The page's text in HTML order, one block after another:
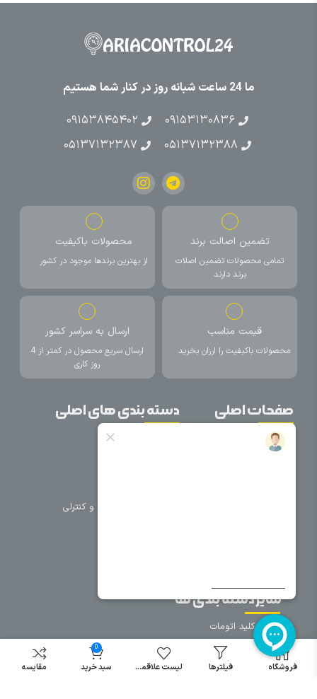
ما 24 ساعت شبانه روز در کنار شما هستیم
۰۹۱۵۳۱۳۰۸۳۶
۰۹۱۵۳۸۴۵۴۰۲
۰۵۱۳۷۱۳۲۳۸۸
۰۵۱۳۷۱۳۲۳۸۷
تضمین اصالت برند
تمامی محصولات تضمین اصلات
برند دارند
محصولات باکیفیت
از بهترین برندها موجود در کشور
قیمت مناسب
محصولات باکیفیت را ارزان بخرید
ارسال به سراسر کشور
ارسال سریع محصول در کمتر از 4
روز کاری
صفحات اصلی
خانه
دسته بندی های اصلی
تجهیزات حفاظتی و کنترلی
سایر دسته بندی ها
خرید کلید اتومات
خرید کنتاکتور
خرید فیوز
فروشگاه فیلترها لیست علاقمندی
0
سبد خرید مقایسه